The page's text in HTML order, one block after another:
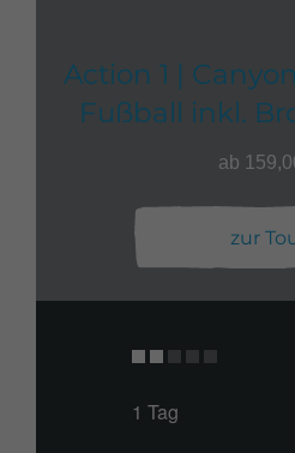
Action 1 |
Fußball inkl.
ab
zur
1 Tag